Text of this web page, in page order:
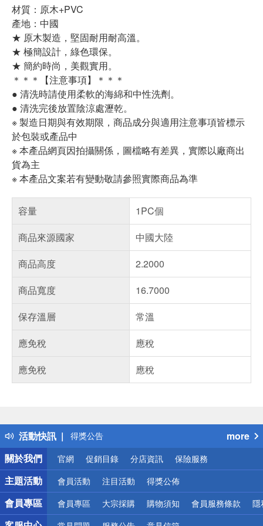
材質：原木+PVC
產地：中國
★ 原木製造，堅固耐用耐高溫。
★ 極簡設計，綠色環保。
★ 簡約時尚，美觀實用。
＊＊＊【注意事項】＊＊＊
● 清洗時請使用柔軟的海綿和中性洗劑。
● 清洗完後放置陰涼處瀝乾。
※ 製造日期與有效期限，商品成分與適用注意事項皆標示
於包裝或產品中
※ 本產品網頁因拍攝關係，圖檔略有差異，實際以廠商出
貨為主
※ 本產品文案若有變動敬請參照實際商品為準
容量
1PC個
商品來源國家
中國大陸
商品高度
2.2000
商品寬度
16.7000
保存溫層
常溫
應免稅
應稅
應免稅
應稅
活動快訊
得獎公告
熱門話題
銀行優惠
偏遠地區配送
詐騙網頁！請小心！
more
關於我們
官網 促銷目錄 分店資訊 保險服務
主題活動 會員活動 注目活動 得獎公佈
會員專區 會員專區 大宗採購 購物須知 會員服務條款 隱